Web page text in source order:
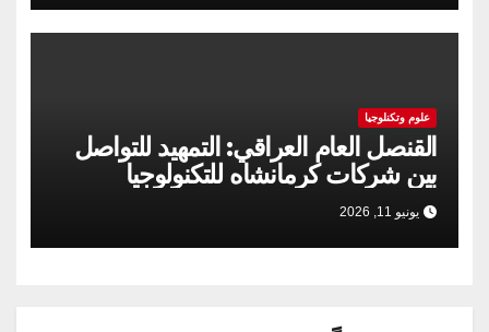
علوم وتكنلوجيا
القنصل العام العراقي: التمهيد للتواصل
بين شركات كرمانشاه للتكنولوجيا
والسوق العراقية
يونيو 11, 2026